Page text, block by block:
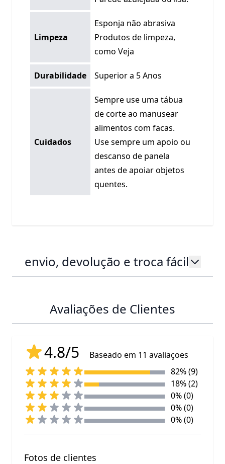
Limpeza
Esponja não abrasiva
Produtos de limpeza,
como Veja
Durabilidade Superior a 5 Anos
Cuidados
Sempre use uma tábua
de corte ao manusear
alimentos com facas.
Use sempre um apoio ou
descanso de panela
antes de apoiar objetos
quentes.
envio, devolução e troca fácil
Avaliações de Clientes
4.8/5
Baseado em 11 avaliaçoes
82% (9)
18% (2)
0% (0)
0% (0)
0% (0)
Fotos de clientes